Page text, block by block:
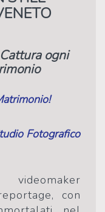
ogni
Fotografico
con